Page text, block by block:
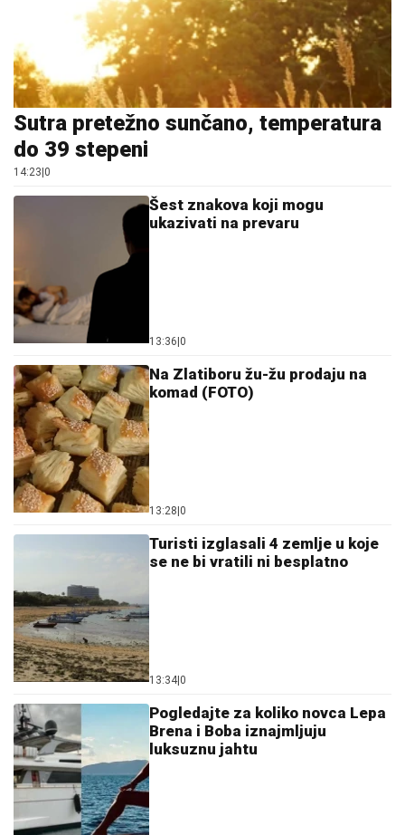
Sutra pretežno sunčano, temperatura
do 39 stepeni
14:23 0
Šest znakova koji mogu
ukazivati na prevaru
13:36 0
Na Zlatiboru žu-žu prodaju na
komad (FOTO)
13:28 0
Turisti izglasali 4 zemlje u koje
se ne bi vratili ni besplatno
13:34 0
Pogledajte za koliko novca Lepa
Brena i Boba iznajmljuju
luksuznu jahtu